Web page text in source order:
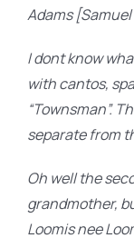
Adams [Samuel
I dont know
with cantos,
“Townsman”.
separate from
Oh well the
grandmother,
Loomis nee